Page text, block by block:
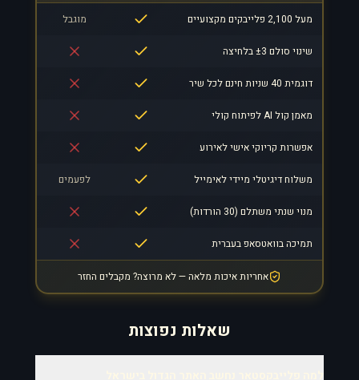
מעל 2,100 פלייבקים מקצועיים מוגבל
שינוי סולם ±3 בלחיצה
דוגמית 40 שניות חינם לכל שיר
מאמן קול AI לפיתוח קולי
אפשרות קריוקי אישי לאירוע
משלוח דיגיטלי מיידי לאימייל לפעמים
מנוי שנתי משתלם (30 הורדות)
תמיכה בוואטסאפ בעברית
אחריות איכות מלאה — לא מרוצה? מקבלים החזר
שאלות נפוצות